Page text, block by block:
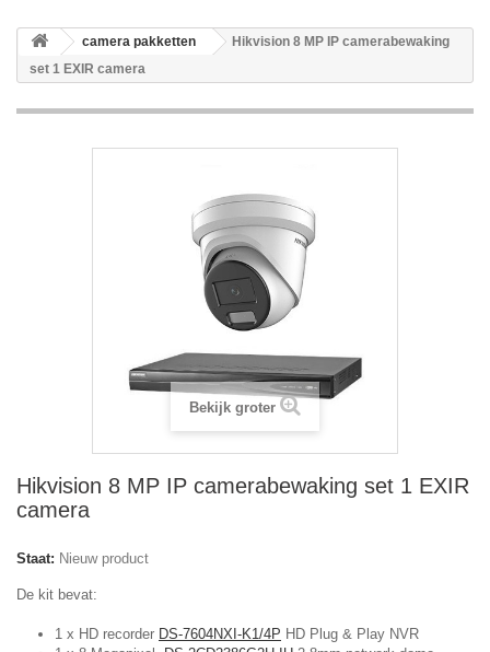
camera pakketten
Hikvision 8 MP IP camerabewaking
set 1 EXIR camera
Bekijk groter
Hikvision 8 MP IP camerabewaking set 1 EXIR
camera
Staat: Nieuw product
De kit bevat:
1 x HD recorder DS-7604NXI-K1/4P HD Plug & Play NVR